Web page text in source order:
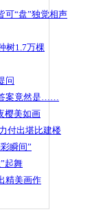
可“盘”独觉相声
树1.7万棵
问
案竟然是……
樱美如画
付出堪比建楼
瞬间”
起舞
精美画作